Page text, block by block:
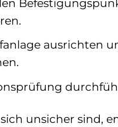
ausrichten
unsicher sind,